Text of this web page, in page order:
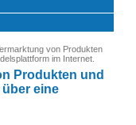
von Produkten
im Internet.
Produkten und
eine